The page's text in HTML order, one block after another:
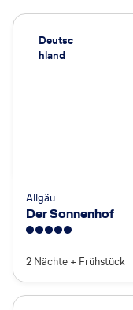
Deutsc
hland
Allgäu
Der Sonnenhof
2 Nächte + Frühstück